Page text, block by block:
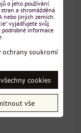
litiny)
o jeho používání.
a shromážděná
nebo jiných zemích.
vyjadřujete svůj
informace
ochrany soukromí
cookies
vše